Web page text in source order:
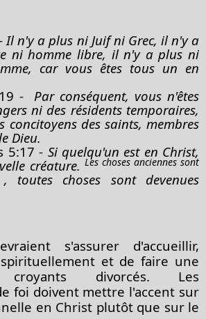
Il n'y a plus ni Juif ni Grec, il n'y a
ni homme libre, il n'y a plus ni
car vous êtes tous un en
-
Par conséquent, vous n'êtes
ni des résidents temporaires,
concitoyens des saints, membres
Dieu.
5:17 - Si quelqu'un est en Christ,
créature. Les choses anciennes sont
choses sont devenues
s'assurer d'accueillir,
spirituellement et de faire une
divorcés. Les
foi doivent mettre l'accent sur
en Christ plutôt que sur le